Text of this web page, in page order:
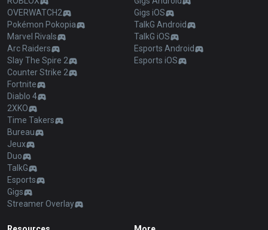
OVERWATCH2
Pokémon Pokopia
Marvel Rivals
Arc Raiders
Slay The Spire 2
Counter Strike 2
Fortnite
Diablo 4
2XKO
Time Takers
Bureau
Jeux
Duo
TalkG
Esports
Gigs
Streamer Overlay
Gigs iOS
TalkG Android
TalkG iOS
Esports Android
Esports iOS